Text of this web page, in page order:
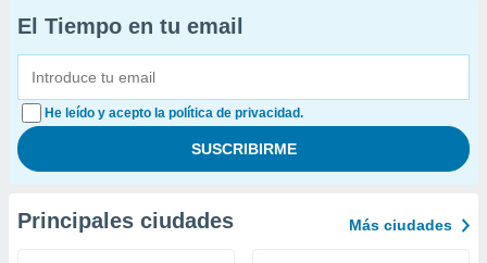
El Tiempo en tu email
He leído y acepto la política de privacidad.
Principales ciudades Más ciudades